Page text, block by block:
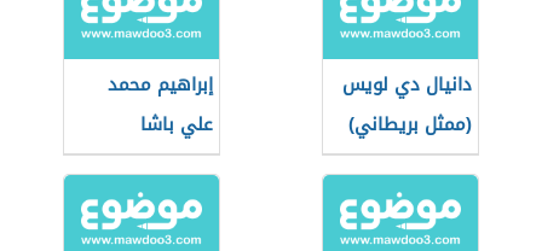
دانيال دي لويس
(ممثل بريطاني)
إبراهيم محمد
علي باشا